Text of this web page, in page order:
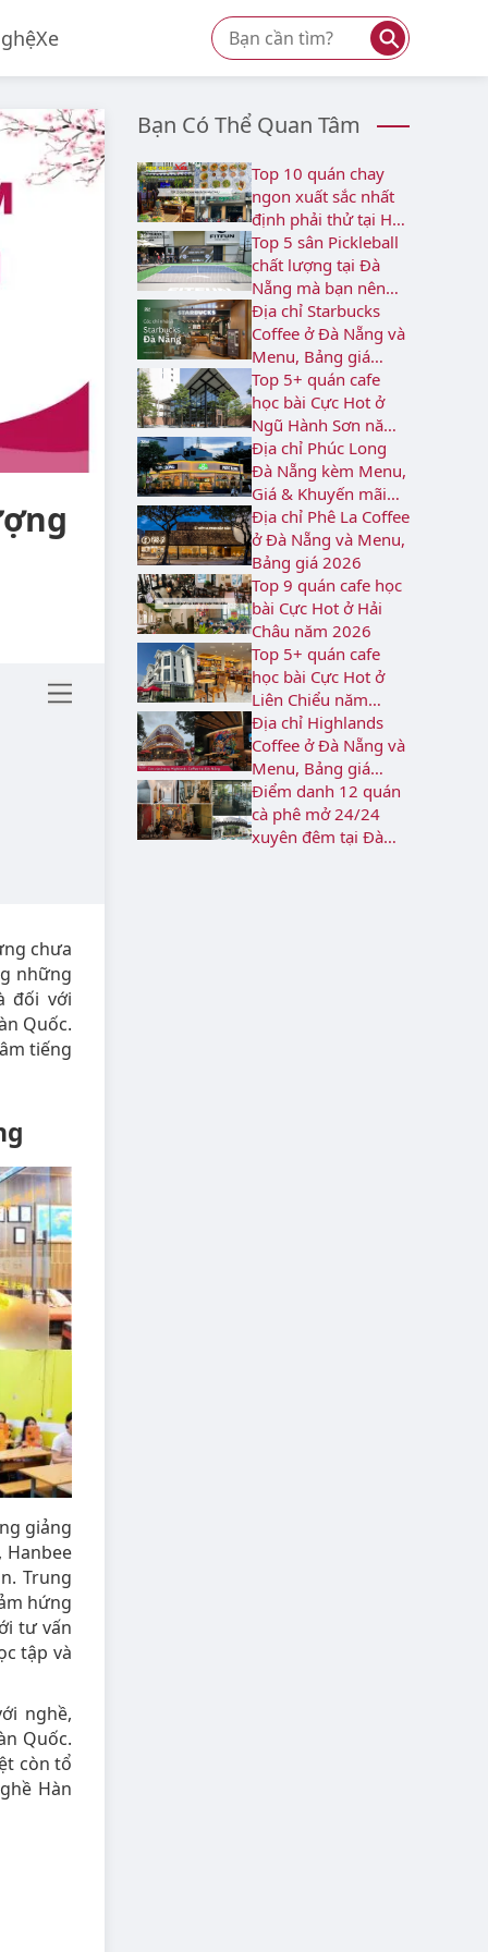
Xe ⚲
chưa
những
đối với
Quốc.
tiếng
giảng
Trung
hứng
tư vấn
tập và
nghề,
Quốc.
còn tổ
Hàn
Bạn Có Thể Quan Tâm
Top 10 quán chay
ngon xuất sắc nhất
định phải thử tại Hải
Châu
Top 5 sân Pickleball
chất lượng tại Đà
Nẵng mà bạn nên
biết
Địa chỉ Starbucks
Coffee ở Đà Nẵng và
Menu, Bảng giá
2026
Top 5+ quán cafe
học bài Cực Hot ở
Ngũ Hành Sơn năm
2026
Địa chỉ Phúc Long
Đà Nẵng kèm Menu,
Giá & Khuyến mãi
2026
Địa chỉ Phê La Coffee
ở Đà Nẵng và Menu,
Bảng giá 2026
Top 9 quán cafe học
bài Cực Hot ở Hải
Châu năm 2026
Top 5+ quán cafe
học bài Cực Hot ở
Liên Chiểu năm
2026
Địa chỉ Highlands
Coffee ở Đà Nẵng và
Menu, Bảng giá
2026
Điểm danh 12 quán
cà phê mở 24/24
xuyên đêm tại Đà